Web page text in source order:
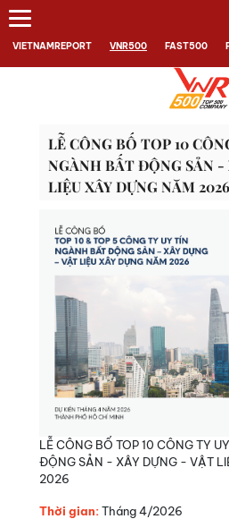
VIETNAMREPORT VNR500 FAST500
LỄ CÔNG BỐ TOP 10
NGÀNH BẤT ĐỘNG SẢN -
LIỆU XÂY DỰNG NĂM 2026
LỄ CÔNG BỐ TOP 10 CÔNG TY
ĐỘNG SẢN - XÂY DỰNG - VẬT
2026
Thời gian:Tháng 4/2026